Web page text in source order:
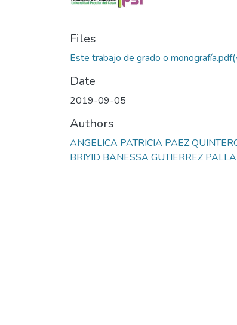
Files
Este trabajo de grado o monografía.pdf
Date
2019-09-05
Authors
ANGELICA PATRICIA PAEZ
BRIYID BANESSA GUTIERREZ